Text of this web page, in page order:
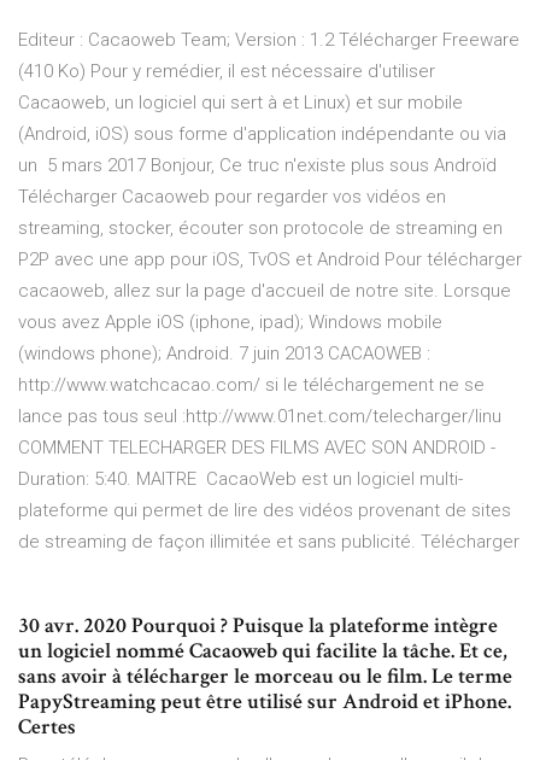
Editeur : Cacaoweb Team; Version : 1.2 Télécharger Freeware
(410 Ko) Pour y remédier, il est nécessaire d'utiliser
Cacaoweb, un logiciel qui sert à et Linux) et sur mobile
(Android, iOS) sous forme d'application indépendante ou via
un 5 mars 2017 Bonjour, Ce truc n'existe plus sous Androïd
Télécharger Cacaoweb pour regarder vos vidéos en
streaming, stocker, écouter son protocole de streaming en
P2P avec une app pour iOS, TvOS et Android Pour télécharger
cacaoweb, allez sur la page d'accueil de notre site. Lorsque
vous avez Apple iOS (iphone, ipad); Windows mobile
(windows phone); Android. 7 juin 2013 CACAOWEB :
http://www.watchcacao.com/ si le téléchargement ne se
lance pas tous seul :http://www.01net.com/telecharger/linu
COMMENT TELECHARGER DES FILMS AVEC SON ANDROID -
Duration: 5:40. MAITRE CacaoWeb est un logiciel multi-
plateforme qui permet de lire des vidéos provenant de sites
de streaming de façon illimitée et sans publicité. Télécharger
30 avr. 2020 Pourquoi ? Puisque la plateforme intègre
un logiciel nommé Cacaoweb qui facilite la tâche. Et ce,
sans avoir à télécharger le morceau ou le film. Le terme
PapyStreaming peut être utilisé sur Android et iPhone.
Certes